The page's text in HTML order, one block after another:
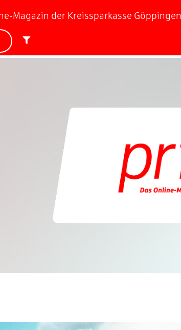
Magazin der Kreissparkasse Göppingen